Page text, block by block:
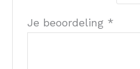
Je beoordeling *